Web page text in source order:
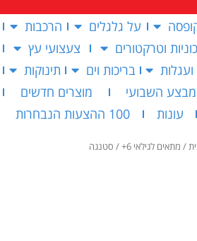
על גלגלים
הרכבות
וטרקטורים
צעצועי עץ
בריכות וים
תינוקות
השבועי
מוצרים חדשים
עונות 100 ההצעות הנבחרות
/ מתאים לגילאי 6+ / סטנגה